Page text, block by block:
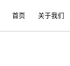
首页 关于我们